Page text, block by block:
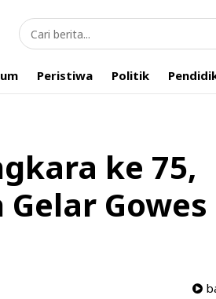
Peristiwa Politik
ke 75,
Gowes